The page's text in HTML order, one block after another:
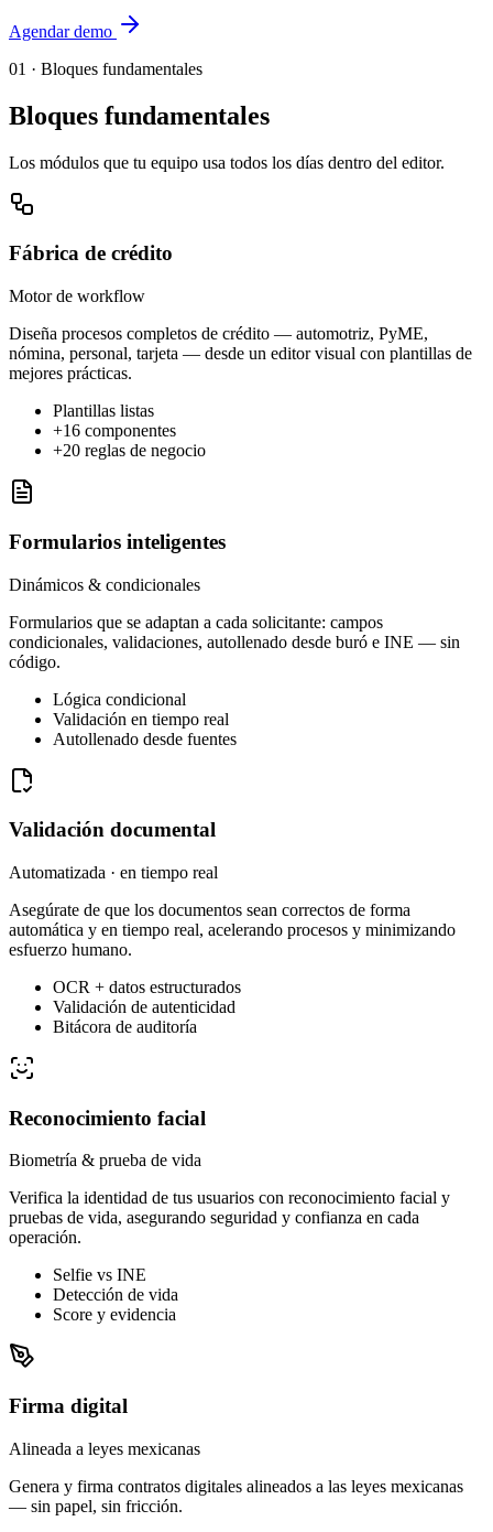
Agendar demo
01 · Bloques fundamentales
Bloques fundamentales
Los módulos que tu equipo usa todos los días dentro del editor.
Fábrica de crédito
Motor de workflow
Diseña procesos completos de crédito — automotriz, PyME,
nómina, personal, tarjeta — desde un editor visual con plantillas de
mejores prácticas.
Plantillas listas
+16 componentes
+20 reglas de negocio
Formularios inteligentes
Dinámicos & condicionales
Formularios que se adaptan a cada solicitante: campos
condicionales, validaciones, autollenado desde buró e INE — sin
código.
Lógica condicional
Validación en tiempo real
Autollenado desde fuentes
Validación documental
Automatizada · en tiempo real
Asegúrate de que los documentos sean correctos de forma
automática y en tiempo real, acelerando procesos y minimizando
esfuerzo humano.
OCR + datos estructurados
Validación de autenticidad
Bitácora de auditoría
Reconocimiento facial
Biometría & prueba de vida
Verifica la identidad de tus usuarios con reconocimiento facial y
pruebas de vida, asegurando seguridad y confianza en cada
operación.
Selfie vs INE
Detección de vida
Score y evidencia
Firma digital
Alineada a leyes mexicanas
Genera y firma contratos digitales alineados a las leyes mexicanas
— sin papel, sin fricción.